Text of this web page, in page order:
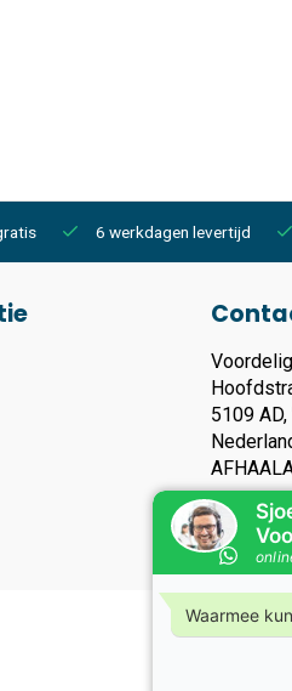
6 werkdagen levertijd
5109
KVK
Btw